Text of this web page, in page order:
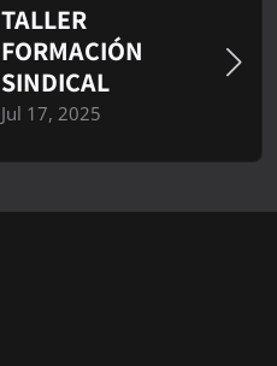
TALLER
FORMACIÓN
SINDICAL
Jul 17, 2025